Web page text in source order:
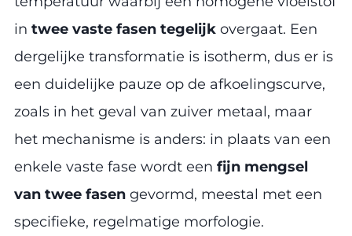
in twee vaste fasen tegelijk overgaat. Een
dergelijke transformatie is isotherm, dus er is
een duidelijke pauze op de afkoelingscurve,
zoals in het geval van zuiver metaal, maar
het mechanisme is anders: in plaats van een
enkele vaste fase wordt een fijn mengsel
van twee fasen gevormd, meestal met een
specifieke, regelmatige morfologie.